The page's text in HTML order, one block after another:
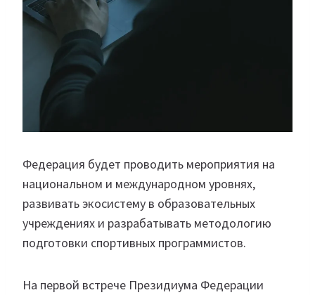
Федерация будет проводить мероприятия на
национальном и международном уровнях,
развивать экосистему в образовательных
учреждениях и разрабатывать методологию
подготовки спортивных программистов.
На первой встрече Президиума Федерации